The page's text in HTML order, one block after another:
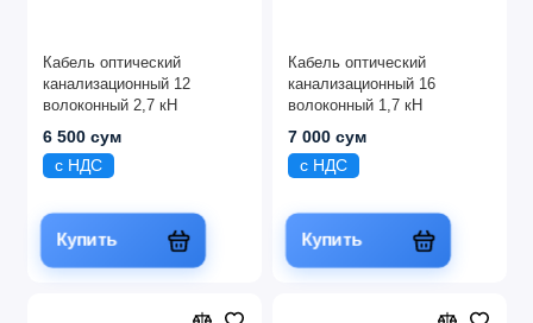
Кабель оптический
канализационный 12
волоконный 2,7 кН
6 500 сум
с НДС
Купить
Кабель оптический
канализационный 16
волоконный 1,7 кН
7 000 сум
с НДС
Купить